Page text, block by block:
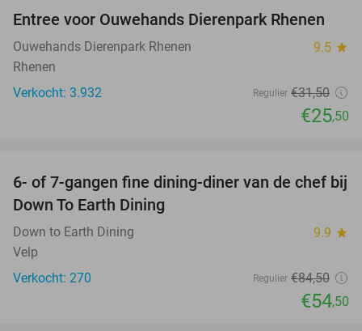
19%
Entree voor Ouwehands Dierenpark Rhenen
Ouwehands Dierenpark Rhenen 9.5 star
Rhenen
Verkocht: 3.932
Regulier €31,50
€25,50
36%
6- of 7-gangen fine dining-diner van de chef bij
Down To Earth Dining
Down to Earth Dining 9.9 star
Velp
Verkocht: 270
Regulier €84,50
€54,50